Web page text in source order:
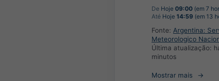
De Hoje 09:00 (em 7
Até Hoje 14:59 (em 13
Fonte: Argentina:
Meteorologico
Última atualização:
minutos
Mostrar mais